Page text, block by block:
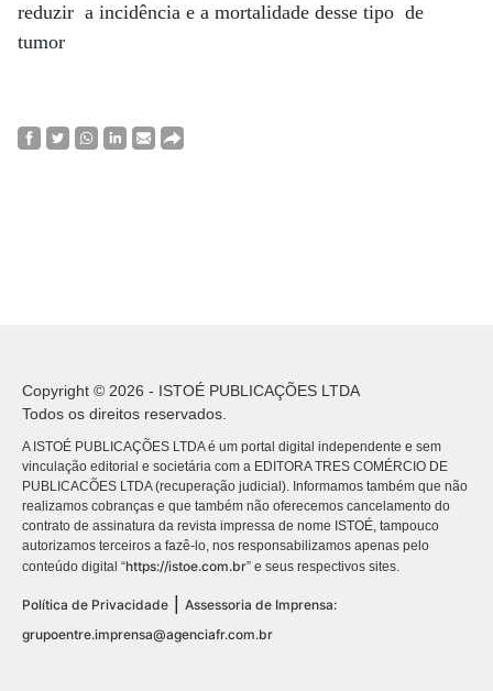
reduzir a incidência e a mortalidade desse tipo de
tumor
Copyright © 2026 - ISTOÉ PUBLICAÇÕES LTDA
Todos os direitos reservados.
A ISTOÉ PUBLICAÇÕES LTDA é um portal digital independente e sem
vinculação editorial e societária com a EDITORA TRES COMÉRCIO DE
PUBLICACÕES LTDA (recuperação judicial). Informamos também que não
realizamos cobranças e que também não oferecemos cancelamento do
contrato de assinatura da revista impressa de nome ISTOÉ, tampouco
autorizamos terceiros a fazê-lo, nos responsabilizamos apenas pelo
conteúdo digital “https://istoe.com.br” e seus respectivos sites.
Política de Privacidade
Assessoria de Imprensa:
grupoentre.imprensa@agenciafr.com.br